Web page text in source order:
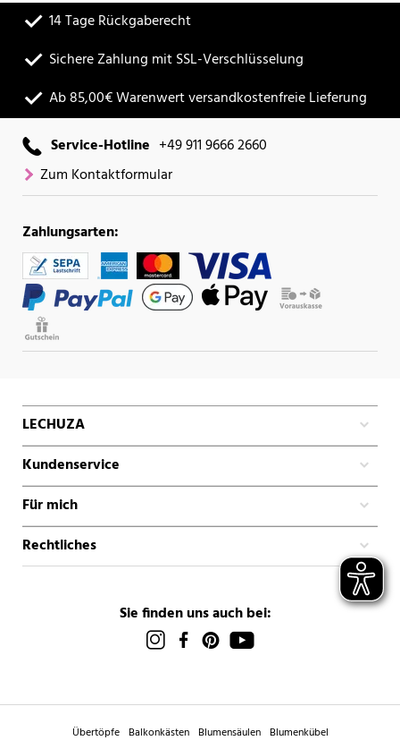
14 Tage Rückgaberecht
Sichere Zahlung mit SSL-Verschlüsselung
Ab 85,00€ Warenwert versandkostenfreie Lieferung
Service-Hotline +49 911 9666 2660
Zum Kontaktformular
Zahlungsarten:
LECHUZA
Kundenservice
Für mich
Rechtliches
Sie finden uns auch bei:
Übertöpfe Balkonkästen Blumensäulen Blumenkübel